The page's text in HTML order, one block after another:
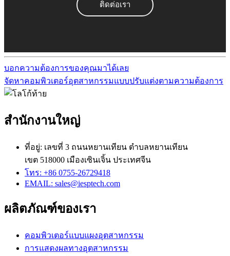
ติดต่อเรา
บอกความต้องการของคุณมาได้เลย
จัดหาคอมพิวเตอร์อุตสาหกรรมแบบปรับแต่งตามความต้องการ
สำนักงานใหญ่
ที่อยู่: เลขที่ 3 ถนนหยานเทียน ตำบลหยานเทียน
เขต 518000 เมืองเซินเจิ้น ประเทศจีน
โทร: +86 0755-26729418
EMAIL: sales@iesptech.com
ผลิตภัณฑ์ของเรา
คอมพิวเตอร์แบบแผงอุตสาหกรรม
การแสดงผลทางอุตสาหกรรม